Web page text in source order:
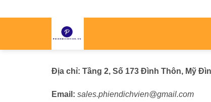
to
Địa chỉ: Tầng 2, Số 173 Đình Thôn, Mỹ
Email: sales.phiendichvien@gmail.com